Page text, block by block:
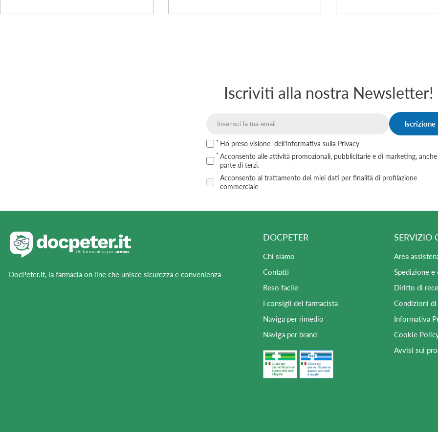
Iscriviti alla nostra Newsletter!
Iscrizione
Ho preso visione dell'informativa sulla Privacy
Acconsento alle attività promozionali, pubblicitarie e di marketing,
parte di terzi.
Acconsento al trattamento dei miei dati per finalità di profilazione
commerciale
DocPeter.it, la farmacia on line che unisce sicurezza e convenienza
DOCPETER
Chi siamo
Contatti
Reso facile
I consigli del farmacista
Naviga per rimedio
Naviga per brand
SERVIZIO
Area
Spedizione e
Diritto di
Condizioni
Informativa
Cookie
Avvisi sui